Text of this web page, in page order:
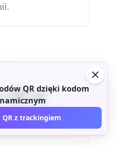
QR vs
/
QR dzięki kodom
z trackingiem